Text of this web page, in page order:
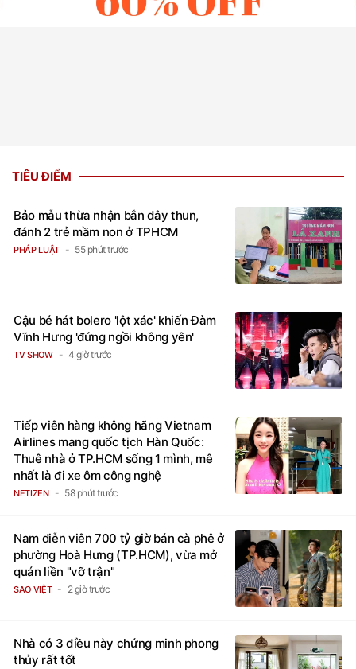
TIÊU ĐIỂM
Bảo mẫu thừa nhận bắn dây thun,
đánh 2 trẻ mầm non ở TPHCM
PHÁP LUẬT 55 phút trước
Cậu bé hát bolero 'lột xác' khiến Đàm
Vĩnh Hưng 'đứng ngồi không yên'
TV SHOW 4 giờ trước
Tiếp viên hàng không hãng Vietnam
Airlines mang quốc tịch Hàn Quốc:
Thuê nhà ở TP.HCM sống 1 mình, mê
nhất là đi xe ôm công nghệ
NETIZEN 58 phút trước
Nam diễn viên 700 tỷ giờ bán cà phê ở
phường Hoà Hưng (TP.HCM), vừa mở
quán liền "vỡ trận"
SAO VIỆT 2 giờ trước
Nhà có 3 điều này chứng minh phong
thủy rất tốt